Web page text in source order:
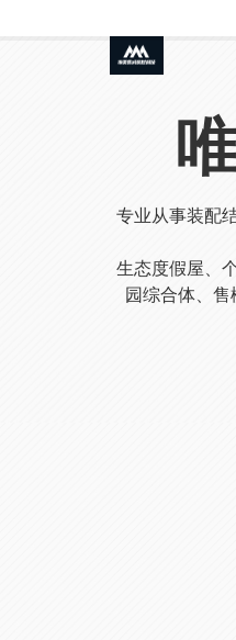
专业从事装配
生态度假屋、
园综合体、